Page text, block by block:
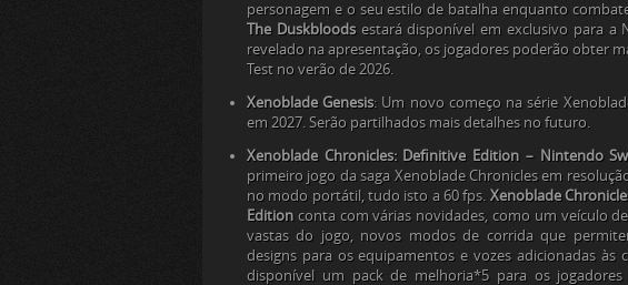
personagem e o seu estilo de batalha enquanto
The Duskbloods estará disponível em exclusivo para a
revelado na apresentação, os jogadores poderão obter
Test no verão de 2026.
Xenoblade Genesis: Um novo começo na série
em 2027. Serão partilhados mais detalhes no futuro.
Xenoblade Chronicles: Definitive Edition – Nintendo
primeiro jogo da saga Xenoblade Chronicles em
no modo portátil, tudo isto a 60 fps. Xenoblade
Edition conta com várias novidades, como um veículo
vastas do jogo, novos modos de corrida que
designs para os equipamentos e vozes adicionadas às
disponível um pack de melhoria*5 para os